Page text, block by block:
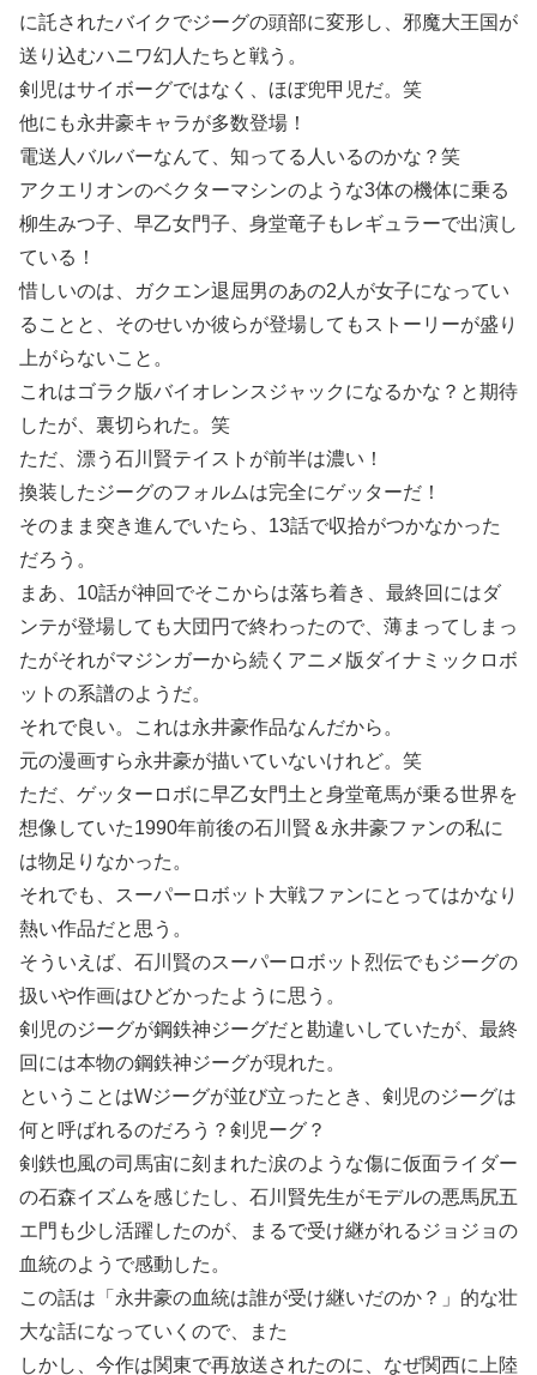
に託されたバイクでジーグの頭部に変形し、邪魔大王国が
送り込むハニワ幻人たちと戦う。
剣児はサイボーグではなく、ほぼ兜甲児だ。笑
他にも永井豪キャラが多数登場！
電送人バルバーなんて、知ってる人いるのかな？笑
アクエリオンのベクターマシンのような3体の機体に乗る
柳生みつ子、早乙女門子、身堂竜子もレギュラーで出演し
ている！
惜しいのは、ガクエン退屈男のあの2人が女子になってい
ることと、そのせいか彼らが登場してもストーリーが盛り
上がらないこと。
これはゴラク版バイオレンスジャックになるかな？と期待
したが、裏切られた。笑
ただ、漂う石川賢テイストが前半は濃い！
換装したジーグのフォルムは完全にゲッターだ！
そのまま突き進んでいたら、13話で収拾がつかなかった
だろう。
まあ、10話が神回でそこからは落ち着き、最終回にはダ
ンテが登場しても大団円で終わったので、薄まってしまっ
たがそれがマジンガーから続くアニメ版ダイナミックロボ
ットの系譜のようだ。
それで良い。これは永井豪作品なんだから。
元の漫画すら永井豪が描いていないけれど。笑
ただ、ゲッターロボに早乙女門土と身堂竜馬が乗る世界を
想像していた1990年前後の石川賢＆永井豪ファンの私に
は物足りなかった。
それでも、スーパーロボット大戦ファンにとってはかなり
熱い作品だと思う。
そういえば、石川賢のスーパーロボット烈伝でもジーグの
扱いや作画はひどかったように思う。
剣児のジーグが鋼鉄神ジーグだと勘違いしていたが、最終
回には本物の鋼鉄神ジーグが現れた。
ということはWジーグが並び立ったとき、剣児のジーグは
何と呼ばれるのだろう？剣児ーグ？
剣鉄也風の司馬宙に刻まれた涙のような傷に仮面ライダー
の石森イズムを感じたし、石川賢先生がモデルの悪馬尻五
エ門も少し活躍したのが、まるで受け継がれるジョジョの
血統のようで感動した。
この話は「永井豪の血統は誰が受け継いだのか？」的な壮
大な話になっていくので、また
しかし、今作は関東で再放送されたのに、なぜ関西に上陸